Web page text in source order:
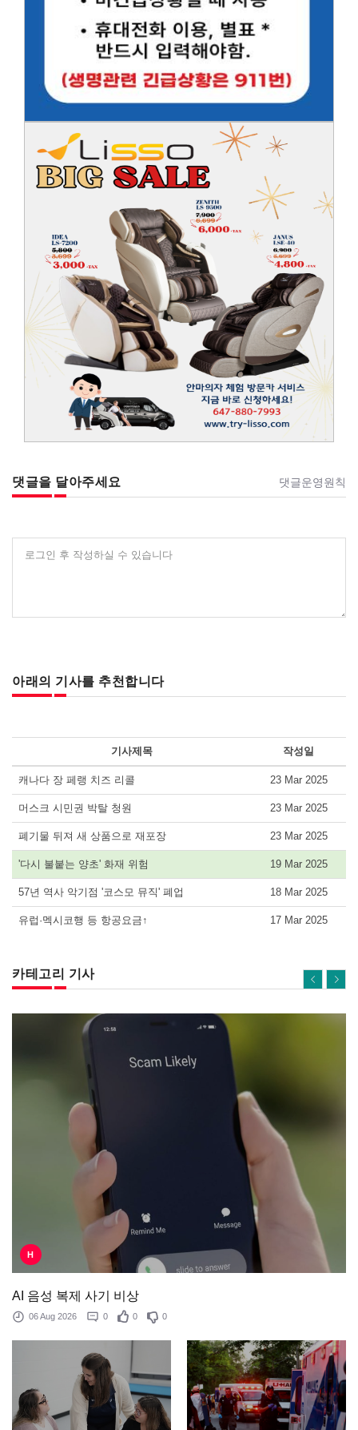
댓글을 달아주세요 댓글운영원칙
로그인 후 작성하실 수 있습니다
아래의 기사를 추천합니다
기사제목 작성일
캐나다 장 페랭 치즈 리콜 23 Mar 2025
머스크 시민권 박탈 청원 23 Mar 2025
폐기물 뒤져 새 상품으로 재포장 23 Mar 2025
'다시 불붙는 양초' 화재 위험 19 Mar 2025
57년 역사 악기점 '코스모 뮤직' 폐업 18 Mar 2025
유럽·멕시코행 등 항공요금↑ 17 Mar 2025
카테고리 기사
H
AI 음성 복제 사기 비상
06 Aug 2026 0 0 0